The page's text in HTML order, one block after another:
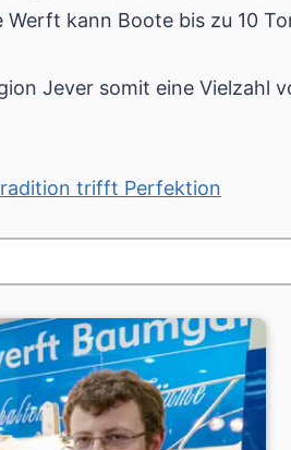
Werft kann Boote bis zu 10
Jever somit eine Vielzahl
trifft Perfektion